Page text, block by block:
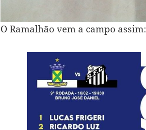
O Ramalhão vem a campo assim: